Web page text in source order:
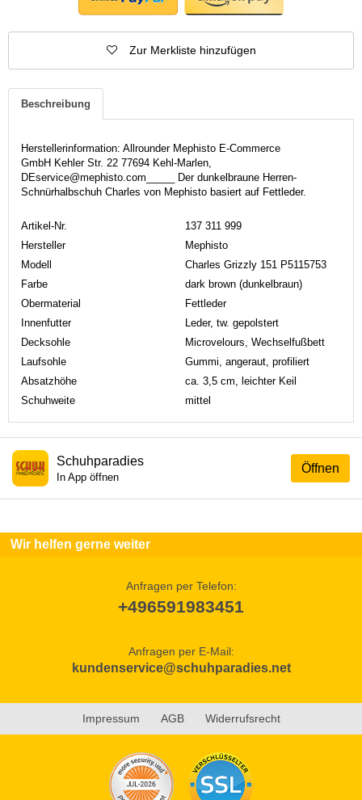
Zur Merkliste hinzufügen
Beschreibung
Herstellerinformation: Allrounder Mephisto E-Commerce
GmbH Kehler Str. 22 77694 Kehl-Marlen,
DEservice@mephisto.com_____ Der dunkelbraune Herren-
Schnürhalbschuh Charles von Mephisto basiert auf Fettleder.
Artikel-Nr.
137 311 999
Hersteller
Mephisto
Modell
Charles Grizzly 151 P5115753
Farbe
dark brown (dunkelbraun)
Obermaterial
Fettleder
Innenfutter
Leder, tw. gepolstert
Decksohle
Microvelours, Wechselfußbett
Laufsohle
Gummi, angeraut, profiliert
Absatzhöhe
ca. 3,5 cm, leichter Keil
Schuhweite
mittel
Öffnen
Schuhparadies
In App öffnen
Wir helfen gerne weiter
Anfragen per Telefon:
+496591983451
Anfragen per E-Mail:
kundenservice@schuhparadies.net
Impressum AGB Widerrufsrecht